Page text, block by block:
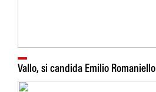
Vallo, si candida Emilio Romaniello